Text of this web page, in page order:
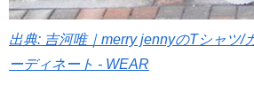
出典: 吉河唯｜merry jennyのTシャツ/
ーディネート - WEAR